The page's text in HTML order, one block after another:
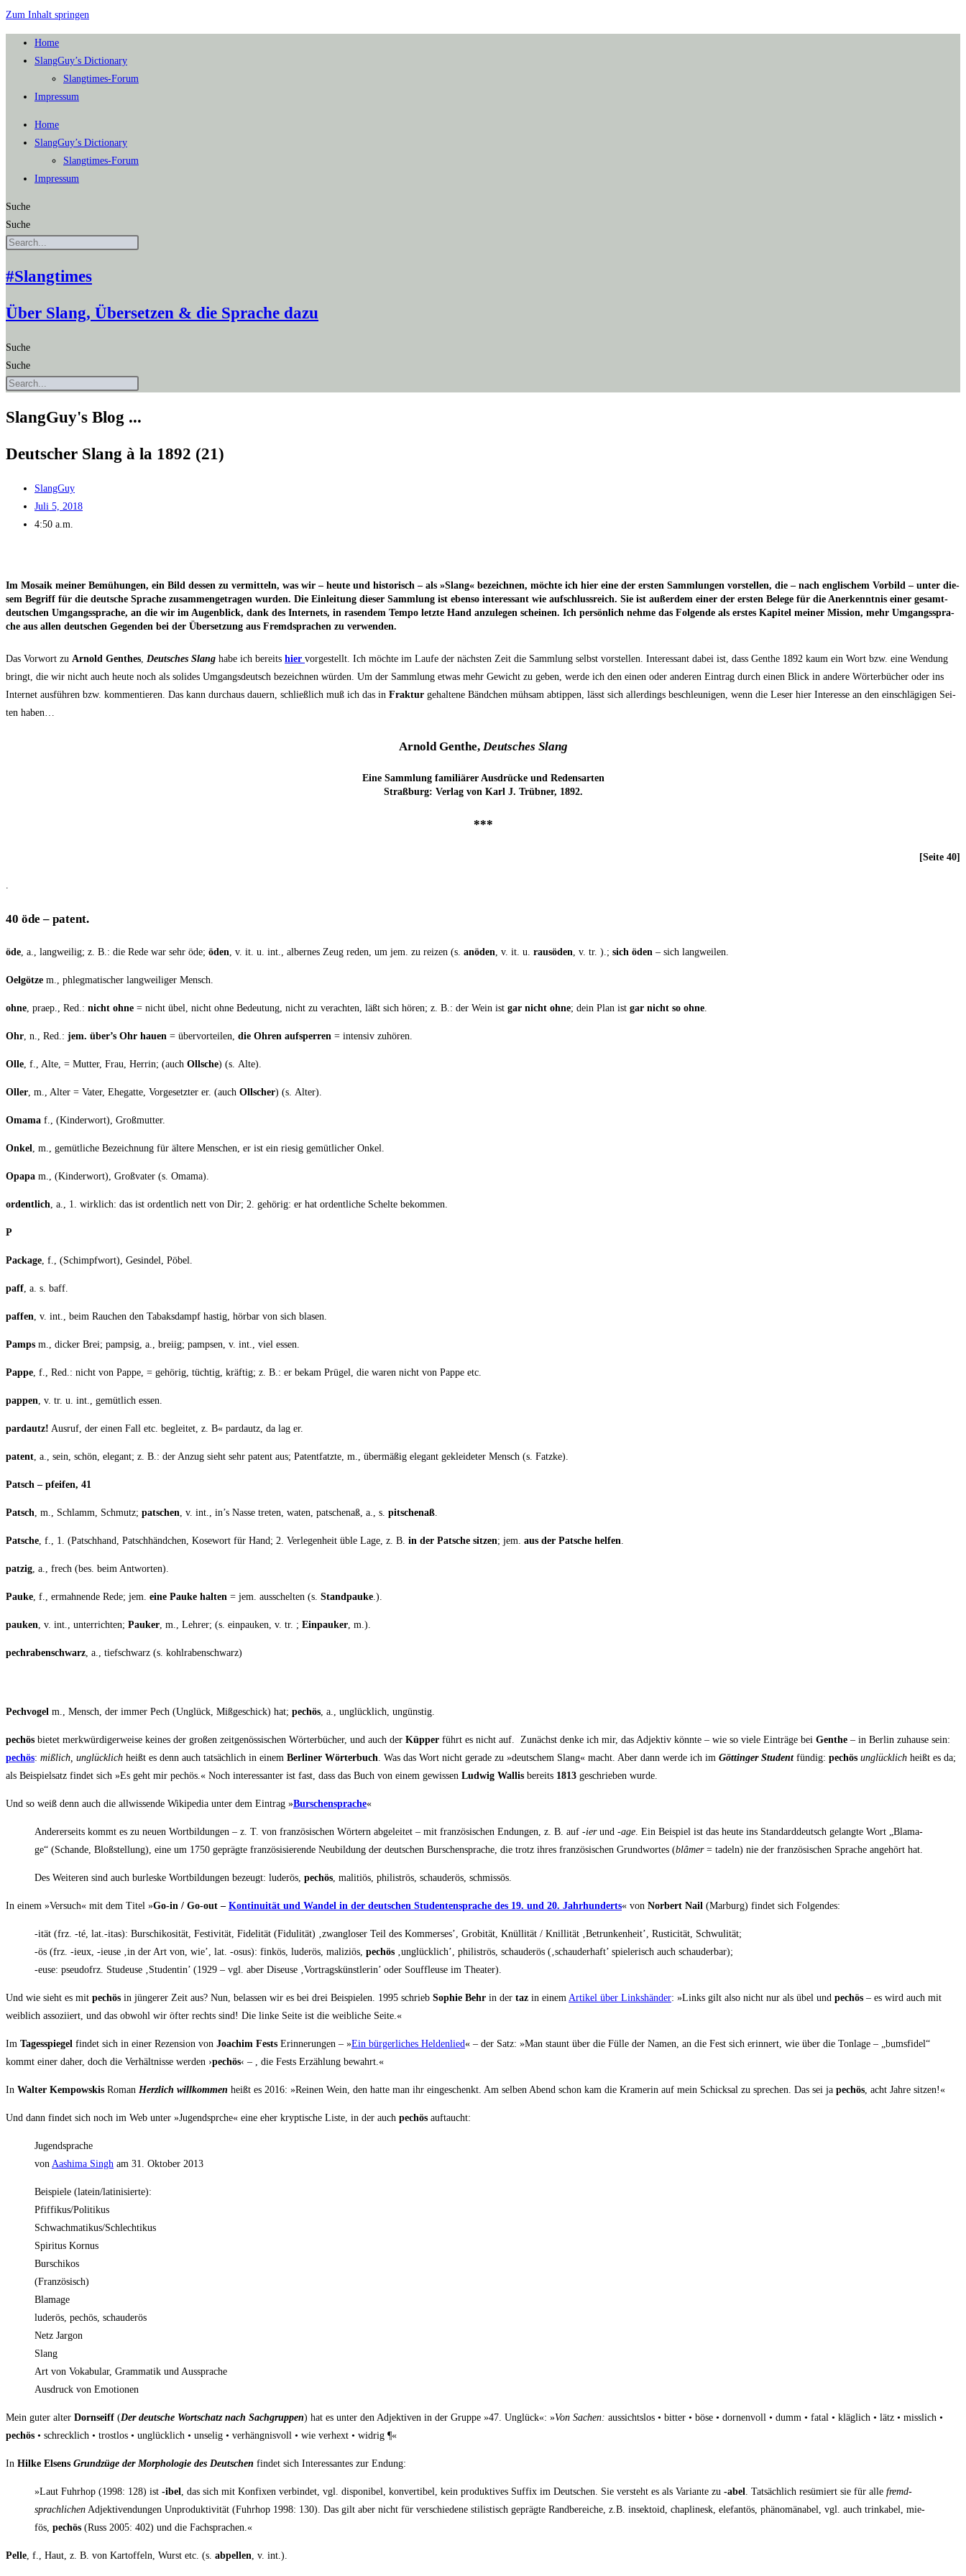
Zum Inhalt springen
Home
SlangGuy’s Dic­tion­a­ry
Slang­times-Forum
Impres­sum
Home
SlangGuy’s Dic­tion­a­ry
Slang­times-Forum
Impres­sum
Suche
Suche
#Slangtimes
Über Slang, Übersetzen & die Sprache dazu
Suche
Suche
SlangGuy's Blog ...
Deut­scher Slang à la 1892 (21)
SlangGuy
Juli 5, 2018
4:50 a.m.
Im Mosa­ik mei­ner Bemü­hun­gen, ein Bild des­sen zu ver­mit­teln, was wir – heu­te und his­to­risch – als »Slang« bezeich­nen, möch­te ich hier eine der ers­ten Samm­lun­gen vor­stel­len, die – nach eng­li­schem Vor­bild – unter die­
sem Begriff für die deut­sche Spra­che zusam­men­ge­tra­gen wur­den. Die Ein­lei­tung die­ser Samm­lung ist eben­so inter­es­sant wie auf­schluss­reich. Sie ist außer­dem einer der ers­ten Bele­ge für die Aner­kennt­nis einer gesamt­
deut­schen Umgangs­spra­che, an die wir im Augen­blick, dank des Inter­nets, in rasen­dem Tem­po letz­te Hand anzu­le­gen schei­nen. Ich per­sön­lich neh­me das Fol­gen­de als ers­tes Kapi­tel mei­ner Mis­si­on, mehr Umgangs­spra­
che aus allen deut­schen Gegen­den bei der Über­set­zung aus Fremd­spra­chen zu verwenden.
Das Vor­wort zu Arnold Gen­thes, Deut­sches Slang habe ich bereits hier vor­ge­stellt. Ich möch­te im Lau­fe der nächs­ten Zeit die Samm­lung selbst vor­stel­len. Inter­es­sant dabei ist, dass Gen­the 1892 kaum ein Wort bzw. eine Wen­dung
bringt, die wir nicht auch heu­te noch als soli­des Umgangs­deutsch bezeich­nen wür­den. Um der Samm­lung etwas mehr Gewicht zu geben, wer­de ich den einen oder ande­ren Ein­trag durch einen Blick in ande­re Wör­ter­bü­cher oder ins
Inter­net aus­füh­ren bzw. kom­men­tie­ren. Das kann durch­aus dau­ern, schließ­lich muß ich das in Frak­tur gehal­te­ne Bänd­chen müh­sam abtip­pen, lässt sich aller­dings beschleu­ni­gen, wenn die Leser hier Inter­es­se an den ein­schlä­gi­gen Sei­
ten haben…
Arnold Gen­the,Deut­sches Slang
Eine Samm­lung fami­liä­rer Aus­drü­cke und Redensarten
Straß­burg: Ver­lag von Karl J. Trüb­ner, 1892.
***
[Sei­te 40]
.
40 öde – patent.
öde, a., lang­wei­lig; z. B.: die Rede war sehr öde; öden, v. it. u. int., alber­nes Zeug reden, um jem. zu rei­zen (s. anöden, v. it. u. raus­öden, v. tr. ).; sich öden – sich langweilen.
Oel­göt­ze m., phleg­ma­ti­scher lang­wei­li­ger Mensch.
ohne, praep., Red.: nicht ohne = nicht übel, nicht ohne Bedeu­tung, nicht zu ver­ach­ten, läßt sich hören; z. B.: der Wein ist gar nicht ohne; dein Plan ist gar nicht so ohne.
Ohr, n., Red.: jem. über’s Ohr hau­en = über­vor­tei­len, die Ohren auf­sper­ren = inten­siv zuhören.
Olle, f., Alte, = Mut­ter, Frau, Her­rin; (auch Oll­sche) (s. Alte).
Oller, m., Alter = Vater, Ehe­gat­te, Vor­ge­setz­ter er. (auch Oll­scher) (s. Alter).
Omama f., (Kin­der­wort), Großmutter.
Onkel, m., gemüt­li­che Bezeich­nung für älte­re Men­schen, er ist ein rie­sig gemüt­li­cher Onkel.
Opa­pa m., (Kin­der­wort), Groß­va­ter (s. Omama).
ordent­lich, a., 1. wirk­lich: das ist ordent­lich nett von Dir; 2. gehö­rig: er hat ordent­li­che Schel­te bekommen.
P
Packa­ge, f., (Schimpf­wort), Gesin­del, Pöbel.
paff, a. s. baff.
paf­fen, v. int., beim Rau­chen den Tabaks­dampf has­tig, hör­bar von sich blasen.
Pamps m., dicker Brei; pamp­sig, a., brei­ig; pamp­sen, v. int., viel essen.
Pap­pe, f., Red.: nicht von Pap­pe, = gehö­rig, tüch­tig, kräf­tig; z. B.: er bekam Prü­gel, die waren nicht von Pap­pe etc.
pap­pen, v. tr. u. int., gemüt­lich essen.
par­dautz! Aus­ruf, der einen Fall etc. beglei­tet, z. B« par­dautz, da lag er.
patent, a., sein, schön, ele­gant; z. B.: der Anzug sieht sehr patent aus; Patent­fatz­te, m., über­mä­ßig ele­gant geklei­de­ter Mensch (s. Fatzke).
Patsch – pfei­fen, 41
Patsch, m., Schlamm, Schmutz; pat­schen, v. int., in’s Nas­se tre­ten, waten, pat­schen­aß, a., s. pitschen­aß.
Pat­sche, f., 1. (Patsch­hand, Patsch­händ­chen, Kose­wort für Hand; 2. Ver­le­gen­heit üble Lage, z. B. in der Pat­sche sit­zen; jem. aus der Pat­sche hel­fen.
pat­zig, a., frech (bes. beim Antworten).
Pau­ke, f., ermah­nen­de Rede; jem. eine Pau­ke hal­ten = jem. aus­schel­ten (s. Stand­pau­ke.).
pau­ken, v. int., unter­rich­ten; Pau­ker, m., Leh­rer; (s. ein­pau­ken, v. tr. ; Ein­pau­ker, m.).
pech­raben­schwarz, a., tief­schwarz (s. kohlrabenschwarz)
Pech­vo­gel m., Mensch, der immer Pech (Unglück, Miß­ge­schick) hat; pechös, a., unglück­lich, ungünstig.
pechös bie­tet merk­wür­di­ger­wei­se kei­nes der gro­ßen zeit­ge­nös­si­schen Wör­ter­bü­cher, und auch der Küp­per führt es nicht auf. Zunächst den­ke ich mir, das Adjek­tiv könn­te – wie so vie­le Ein­trä­ge bei Gen­the – in Ber­lin zuhau­se sein:
pechös: miß­lich, unglück­lich heißt es denn auch tat­säch­lich in einem Ber­li­ner Wör­ter­buch. Was das Wort nicht gera­de zu »deut­schem Slang« macht. Aber dann wer­de ich im Göt­tin­ger Stu­dentfün­dig: pechös unglück­lich heißt es da;
als Bei­spiel­satz fin­det sich »Es geht mir pechös.« Noch inter­es­san­ter ist fast, dass das Buch von einem gewis­sen Lud­wig Wal­lis bereits 1813 geschrie­ben wurde.
Und so weiß denn auch die all­wis­sen­de Wiki­pe­dia unter dem Ein­trag »Bur­schen­spra­che«
Ande­rer­seits kommt es zu neu­en Wort­bil­dun­gen – z. T. von fran­zö­si­schen Wör­tern abge­lei­tet – mit fran­zö­si­schen Endun­gen, z. B. auf -ierund -age. Ein Bei­spiel ist das heu­te ins Stan­dard­deutsch gelang­te Wort „Bla­ma­
ge“ (Schan­de, Bloß­stel­lung), eine um 1750 gepräg­te fran­zö­si­s­ie­ren­de Neu­bil­dung der deut­schen Bur­schen­spra­che, die trotz ihres fran­zö­si­schen Grund­wor­tes (blâ­mer= tadeln) nie der fran­zö­si­schen Spra­che ange­hört hat.
Des Wei­te­ren sind auch bur­les­ke Wort­bil­dun­gen bezeugt: lude­r­ös, pechös, mali­ti­ös, phi­lis­trös, schau­de­r­ös, schmissös.
In einem »Ver­such« mit dem Titel »Go-in / Go-out – Kon­ti­nui­tät und Wan­del in der deut­schen Stu­den­ten­spra­che des 19. und 20. Jahr­hun­derts« von Nor­bert Nail (Mar­burg) fin­det sich Folgendes:
-ität (frz. ‑té, lat.-itas): Bur­schi­ko­si­tät, Fes­ti­vi­tät, Fide­li­tät (Fidu­li­tät) ‚zwang­lo­ser Teil des Kom­mer­ses’, Gro­bi­tät, Knül­li­tät / Knil­li­tät ‚Betrun­ken­heit’, Rusti­ci­tät, Schwulität;
‑ös (frz. ‑ieux, ‑ieu­se ‚in der Art von, wie’, lat. ‑osus): fin­kös, lude­r­ös, mali­zi­ös, pechös ‚unglück­lich’, phi­lis­trös, schau­de­r­ös (‚schau­der­haft’ spie­le­risch auch schauderbar);
‑euse: pseu­do­frz. Stu­de­u­se ‚Stu­den­tin’ (1929 – vgl. aber Diseu­se ‚Vor­trags­künst­le­rin’ oder Souf­fleu­se im Theater).
Und wie sieht es mit pechös in jün­ge­rer Zeit aus? Nun, belas­sen wir es bei drei Bei­spie­len. 1995 schrieb Sophie Behr in der taz in einem Arti­kel über Links­hän­der: »Links gilt also nicht nur als übel und pechös – es wird auch mit
weib­lich asso­zi­iert, und das obwohl wir öfter rechts sind! Die lin­ke Sei­te ist die weib­li­che Seite.«
Im Tages­spie­gel fin­det sich in einer Rezen­si­on von Joa­chim Fests Erin­ne­run­gen – »Ein bür­ger­li­ches Hel­den­lied« – der Satz: »Man staunt über die Fül­le der Namen, an die Fest sich erin­nert, wie über die Ton­la­ge – „bums­fi­del“
kommt einer daher, doch die Ver­hält­nis­se wer­den ›pechös‹ – , die Fests Erzäh­lung bewahrt.«
In Wal­ter Kem­pow­skis Roman Herz­lich will­kom­men heißt es 2016: »Rei­nen Wein, den hat­te man ihr ein­ge­schenkt. Am sel­ben Abend schon kam die Kra­me­rin auf mein Schick­sal zu spre­chen. Das sei ja pechös, acht Jah­re sitzen!«
Und dann fin­det sich noch im Web unter »Jugend­spr­che« eine eher kryp­ti­sche Lis­te, in der auch pechös auftaucht:
Jugend­spra­che
von Aashi­ma Singh am 31. Okto­ber 2013
Bei­spie­le (latein/latinisierte):
Pfiffikus/Politikus
Schwachmatikus/Schlechtikus
Spi­ri­tus Kornus
Burschikos
(Fran­zö­sisch)
Blamage
lude­r­ös, pechös, schauderös
Netz Jargon
Slang
Art von Voka­bu­lar, Gram­ma­tik und Aussprache
Aus­druck von Emotionen
Mein guter alter Dorn­seiff (Der deut­sche Wort­schatz nach Sach­grup­pen) hat es unter den Adjek­ti­ven in der Grup­pe »47. Unglück«: »Von Sachen: aus­sichts­los • bit­ter • böse • dor­nen­voll • dumm • fatal • kläg­lich • lätz • miss­lich •
pechös • schreck­lich • trost­los • unglück­lich • unse­lig • ver­häng­nis­voll • wie ver­hext • widrig ¶«
In Hil­ke Elsens Grund­zü­ge der Mor­pho­lo­gie des Deut­schen fin­det sich Inter­es­san­tes zur Endung:
»Laut Fuhr­hop (1998: 128) ist -ibel, das sich mit Kon­fi­xen ver­bin­det, vgl. dis­po­ni­bel, kon­ver­ti­bel, kein pro­duk­ti­ves Suf­fix im Deut­schen. Sie ver­steht es als Vari­an­te zu -abel. Tat­säch­lich resü­miert sie für alle fremd­
sprach­li­chen Adjek­tiv­endun­gen Unpro­duk­ti­vi­tät (Fuhr­hop 1998: 130). Das gilt aber nicht für ver­schie­de­ne sti­lis­tisch gepräg­te Rand­be­rei­che, z.B. insek­to­id, chap­line­sk, ele­fan­tös, phä­no­mä­na­bel, vgl. auch trin­ka­bel, mie­
fös, pechös (Russ 2005: 402) und die Fachsprachen.«
Pel­le, f., Haut, z. B. von Kar­tof­feln, Wurst etc. (s. abpel­len, v. int.).